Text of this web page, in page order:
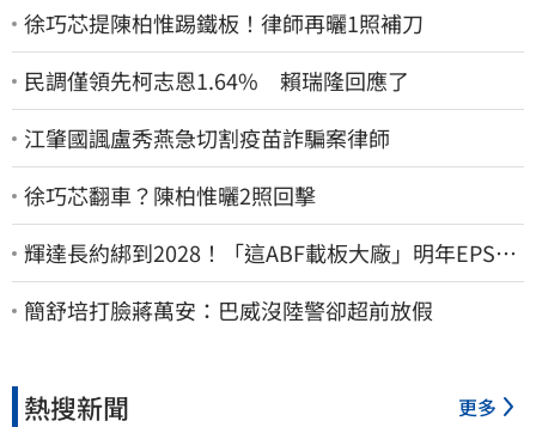
徐巧芯提陳柏惟踢鐵板！律師再曬1照補刀
民調僅領先柯志恩1.64% 賴瑞隆回應了
江肇國諷盧秀燕急切割疫苗詐騙案律師
徐巧芯翻車？陳柏惟曬2照回擊
輝達長約綁到2028！「這ABF載板大廠」明年EPS上
看22元 目標價至1000元
簡舒培打臉蔣萬安：巴威沒陸警卻超前放假
熱搜新聞 更多